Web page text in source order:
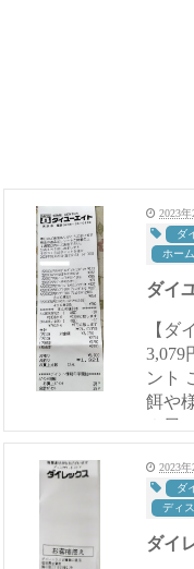
2023年
ダ
ホー
ダイ
【ダ
3,079円(税込) ☆
ント このストアーには、ペットのために
餌や様
８日
が５
2023年
ダ
ディ
ダイ